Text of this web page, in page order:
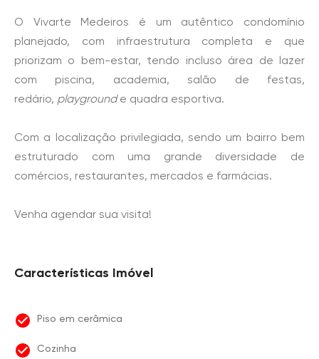
O Vivarte Medeiros é um autêntico condomínio
planejado, com infraestrutura completa e que
priorizam o bem-estar, tendo incluso área de lazer
com piscina, academia, salão de festas,
redário, playgrounde quadra esportiva.
Com a localização privilegiada, sendo um bairro bem
estruturado com uma grande diversidade de
comércios, restaurantes, mercados e farmácias.
Venha agendar sua visita!
Características Imóvel
Piso em cerâmica
Cozinha